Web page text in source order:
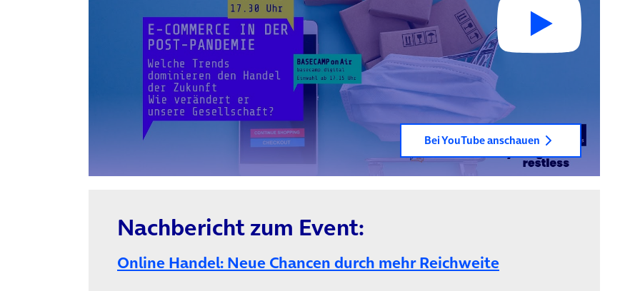
Bei YouTube anschauen
Nachbericht zum Event:
Online Handel: Neue Chancen durch mehr Reichweite(öffnet in neuem